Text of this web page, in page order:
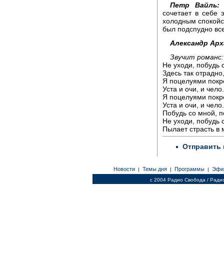
Петр Вайль:
сочетает в себе
холодным
был подспудно
Александр
Звучит романс:
Не уходи, побудь
Здесь так
Я поцелуями
Уста и очи, и чело.
Я поцелуями
Уста и очи, и чело.
Побудь со мной,
Не уходи, побудь
Пылает страсть в
Отправить
Новости | Темы дня | Программы |
c 2004 Радио Свобода /